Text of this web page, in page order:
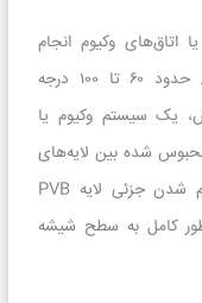
اتاق‌های وکیوم انجام
می‌شود. در این کوره‌ها، شیشه‌ها تا دمای حدود ۶۰ تا ۱۰۰ درجه
یک سیستم وکیوم یا
شده بین لایه‌های
شیشه و PVB خارج شود. حرارت باعث نرم شدن جزئی لایه PVB
کامل به سطح شیشه